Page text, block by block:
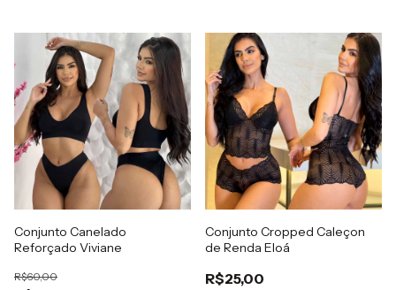
Conjunto Canelado
Reforçado Viviane
R$60,00
Conjunto Cropped Caleçon
de Renda Eloá
R$25,00